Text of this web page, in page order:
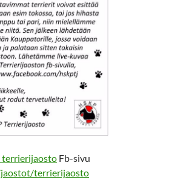
terrierijaosto Fb-sivu
terrierijaosto